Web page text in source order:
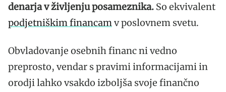
denarja v življenju posameznika. So ekvivalent
podjetniškim financam v poslovnem svetu.
Obvladovanje osebnih financ ni vedno
preprosto, vendar s pravimi informacijami in
orodji lahko vsakdo izboljša svoje finančno